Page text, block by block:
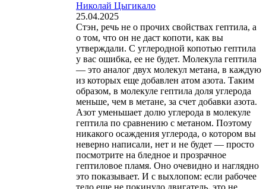
Николай Цыгикало
25.04.2025
Стэн, речь не о прочих свойствах гептила, а
о том, что он не даст копоти, как вы
утверждали. С углеродной копотью гептила
у вас ошибка, ее не будет. Молекула гептила
— это аналог двух молекул метана, в каждую
из которых еще добавлен атом азота. Таким
образом, в молекуле гептила доля углерода
меньше, чем в метане, за счет добавки азота.
Азот уменьшает долю углерода в молекуле
гептила по сравнению с метаном. Поэтому
никакого осаждения углерода, о котором вы
неверно написали, нет и не будет — просто
посмотрите на бледное и прозрачное
гептиловое пламя. Оно очевидно и наглядно
это показывает. И с выхлопом: если рабочее